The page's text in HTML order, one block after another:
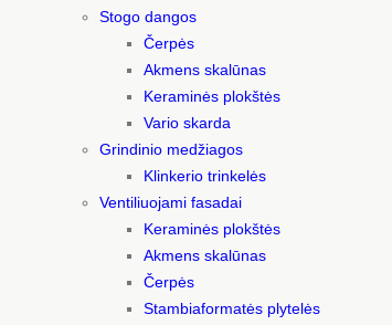
Stogo dangos
Čerpės
Akmens skalūnas
Keraminės plokštės
Vario skarda
Grindinio medžiagos
Klinkerio trinkelės
Ventiliuojami fasadai
Keraminės plokštės
Akmens skalūnas
Čerpės
Stambiaformatės plytelės